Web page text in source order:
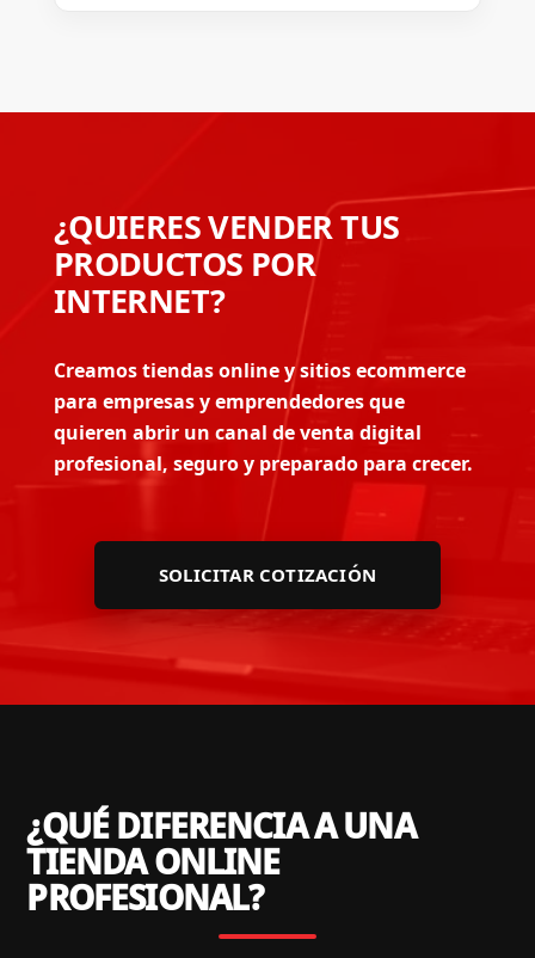
¿QUIERES VENDER TUS
PRODUCTOS POR
INTERNET?
Creamos tiendas online y sitios ecommerce
para empresas y emprendedores que
quieren abrir un canal de venta digital
profesional, seguro y preparado para crecer.
SOLICITAR COTIZACIÓN
¿QUÉ DIFERENCIA A UNA
TIENDA ONLINE
PROFESIONAL?